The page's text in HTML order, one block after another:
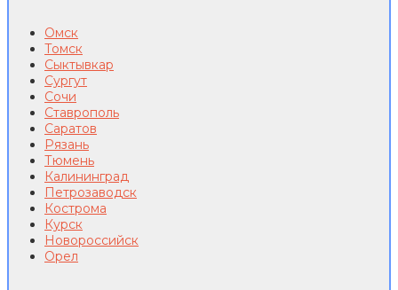
Омск
Томск
Сыктывкар
Сургут
Сочи
Ставрополь
Саратов
Рязань
Тюмень
Калининград
Петрозаводск
Кострома
Курск
Новороссийск
Орел